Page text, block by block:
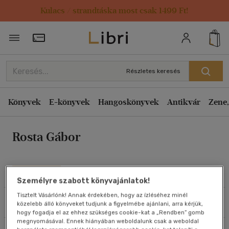
Kulacs / strandtáska most csak 1499 Ft!
Törzsvásárlói Kártya adatai
Részletes keresés
Könyvek E-könyvek Hangoskönyvek Antikvár
Rosta Gábor
Művei
Szűrés Rendezés
Rendezés
Kiadás éve szerint csökkenő
Ár szerint csökkenő
Eladott darabszám szerint csökkenő
Cím szerint A-Z
Szerző szerint A-Z
Megjelenítés
Személyre szabott könyvajánlatok!
Tisztelt Vásárlónk! Annak érdekében, hogy az ízléséhez minél
közelebb álló könyveket tudjunk a figyelmébe ajánlani, arra kérjük,
hogy fogadja el az ehhez szükséges cookie-kat a „Rendben” gomb
megnyomásával. Ennek hiányában weboldalunk csak a weboldal